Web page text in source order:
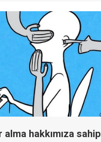
alma hakkımıza sahip